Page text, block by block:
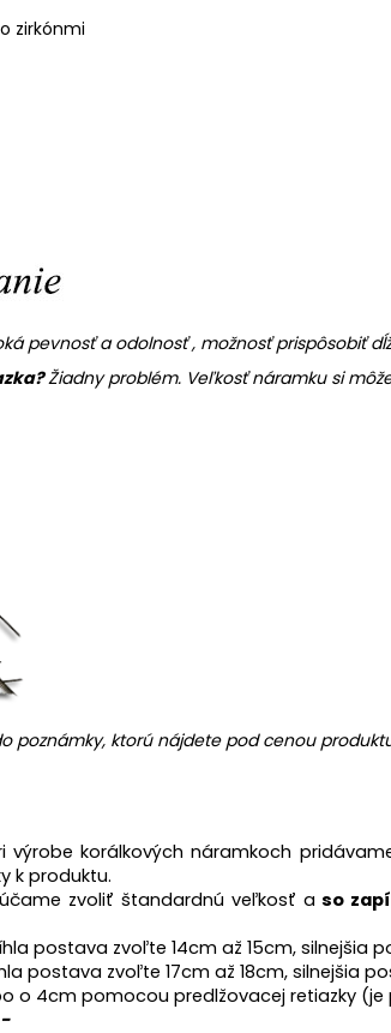
zirkónmi
pevnosť a odolnosť , možnosť prispôsobiť
Žiadny problém. Veľkosť náramku si
poznámky, ktorú nájdete pod cenou
korálkových náramkoch
k produktu.
zvoliť štandardnú veľkosť aso
postava zvoľte 14cm až 15cm, silnejšia
postava zvoľte 17cm až 18cm, silnejšia
o 4cm pomocou predlžovacej retiazky
-